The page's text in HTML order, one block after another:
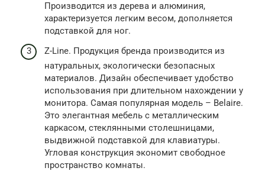
Производится из дерева и алюминия,
характеризуется легким весом, дополняется
подставкой для ног.
Z-Line. Продукция бренда производится из
натуральных, экологически безопасных
материалов. Дизайн обеспечивает удобство
использования при длительном нахождении у
монитора. Самая популярная модель – Belaire.
Это элегантная мебель с металлическим
каркасом, стеклянными столешницами,
выдвижной подставкой для клавиатуры.
Угловая конструкция экономит свободное
пространство комнаты.